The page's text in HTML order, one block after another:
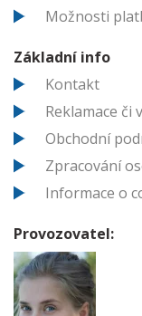
Možnosti
Základní info
Kontakt
Reklamace či
Obchodní
Zpracování
Informace o
Provozovatel: